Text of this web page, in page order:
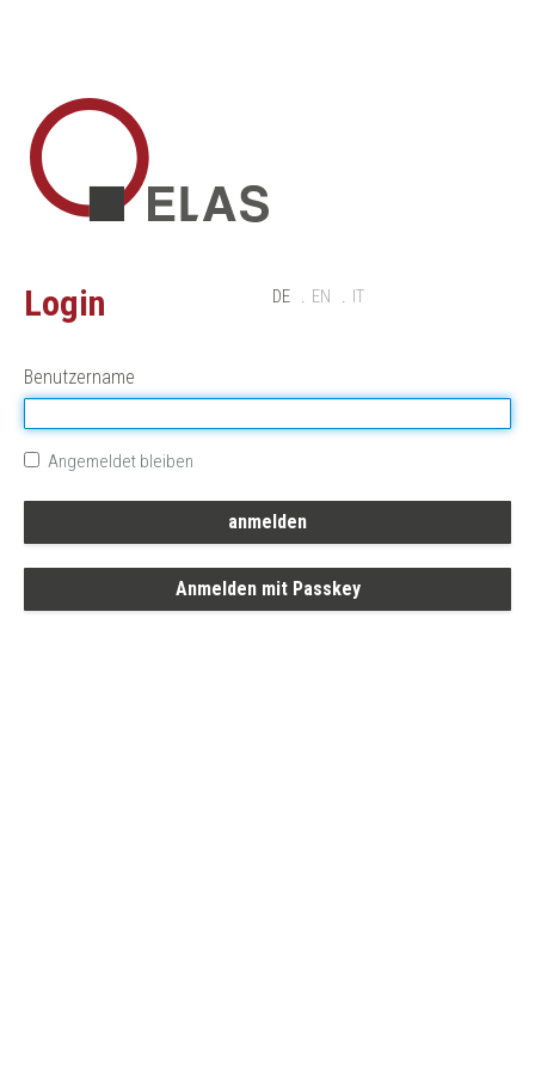
DE EN IT
Login
Benutzername
Angemeldet bleiben
Anmelden mit Passkey